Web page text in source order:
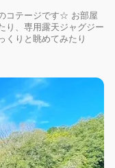
コテージです☆ お部屋
り、専用露天ジャグジー
くりと眺めてみたり